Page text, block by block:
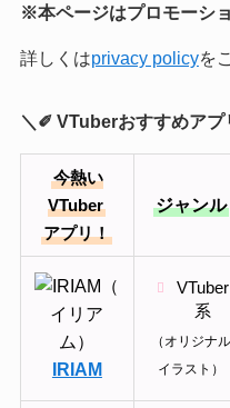
※本ページはプロモーシ
詳しくはprivacy policyを
＼✐ VTuberおすすめアプ
今熱い
VTuber
アプリ！
ジャンル
IRIAM
VTuber
系
（オリジナル
イラスト）